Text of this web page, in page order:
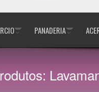
PANADERIA